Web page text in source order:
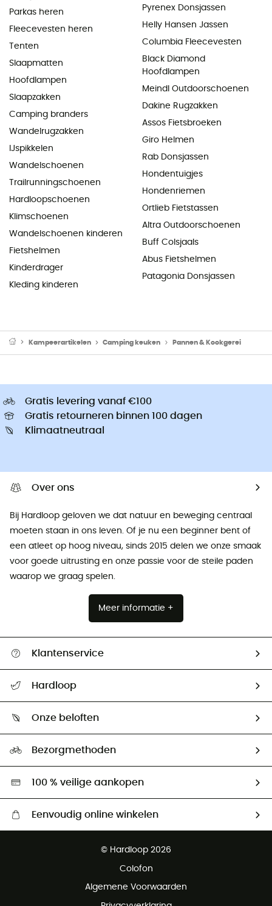
Parkas heren
Fleecevesten heren
Tenten
Slaapmatten
Hoofdlampen
Slaapzakken
Camping branders
Wandelrugzakken
IJspikkelen
Wandelschoenen
Trailrunningschoenen
Hardloopschoenen
Klimschoenen
Wandelschoenen kinderen
Fietshelmen
Kinderdrager
Kleding kinderen
Pyrenex Donsjassen
Helly Hansen Jassen
Columbia Fleecevesten
Black Diamond
Hoofdlampen
Meindl Outdoorschoenen
Dakine Rugzakken
Assos Fietsbroeken
Giro Helmen
Rab Donsjassen
Hondentuigjes
Hondenriemen
Ortlieb Fietstassen
Altra Outdoorschoenen
Buff Colsjaals
Abus Fietshelmen
Patagonia Donsjassen
Kampeerartikelen Camping keuken Pannen & Kookgerei
Gratis levering vanaf €100
Gratis retourneren binnen 100 dagen
Klimaatneutraal
Over ons
Bij Hardloop geloven we dat natuur en beweging centraal
moeten staan ​​in ons leven. Of je nu een beginner bent of
een atleet op hoog niveau, sinds 2015 delen we onze smaak
voor goede uitrusting en onze passie voor de steile paden
waarop we graag spelen.
Meer informatie +
Klantenservice
Retourzendingen & Terugbetalingen
Hardloop
Ambassadeurs
Onze beloften
Hardgreen
Bezorgmethoden
100 % veilige aankopen
Eenvoudig online winkelen
Gratis retourneren binnen 100 dagen
© Hardloop 2026
Colofon
Algemene Voorwaarden